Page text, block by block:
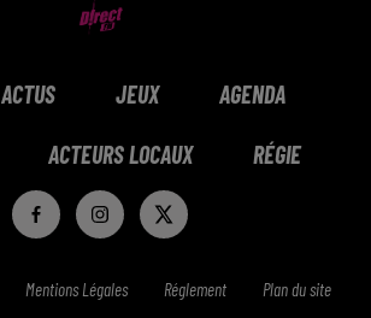
ACTUS JEUX AGENDA
ACTEURS LOCAUX RÉGIE
Mentions Légales Réglement Plan du site